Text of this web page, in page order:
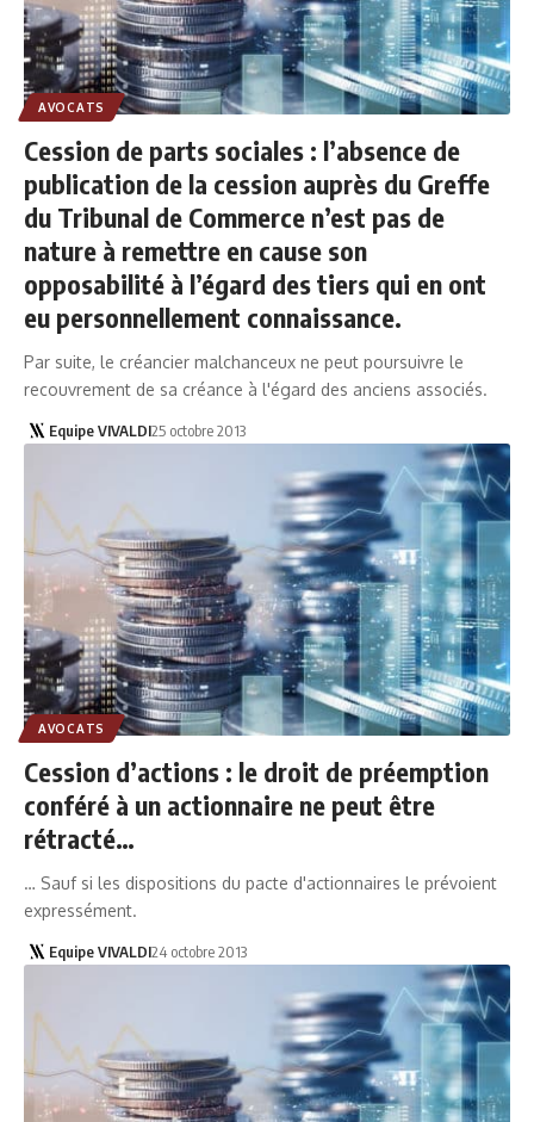
AVOCATS
Cession de parts sociales : l’absence de
publication de la cession auprès du Greffe
du Tribunal de Commerce n’est pas de
nature à remettre en cause son
opposabilité à l’égard des tiers qui en ont
eu personnellement connaissance.
Par suite, le créancier malchanceux ne peut poursuivre le
recouvrement de sa créance à l'égard des anciens associés.
Equipe VIVALDI25 octobre 2013
AVOCATS
Cession d’actions : le droit de préemption
conféré à un actionnaire ne peut être
rétracté…
… Sauf si les dispositions du pacte d'actionnaires le prévoient
expressément.
Equipe VIVALDI24 octobre 2013